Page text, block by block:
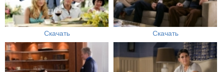
Скачать Скачать